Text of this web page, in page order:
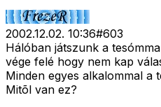
2002.12.02. 10:36#603
Hálóban játszunk a
vége felé hogy nem kap
Minden egyes alkalommal a
Mitõl van ez?